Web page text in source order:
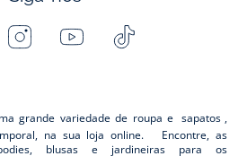
InstagramYoutube
grande variedade de roupa e sapatos ,
na sua loja online. Encontre, as
blusas e jardineiras para os